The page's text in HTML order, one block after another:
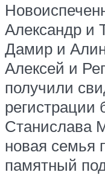
Александр и
Дамир и
Алексей и
получили
регистрации
Станислава
новая семья
памятный